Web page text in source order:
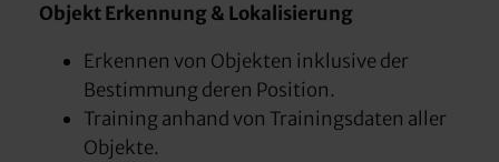
Objekt Erkennung & Lokalisierung
Erkennen von Objekten inklusive der
Bestimmung deren Position.
Training anhand von Trainingsdaten aller
Objekte.